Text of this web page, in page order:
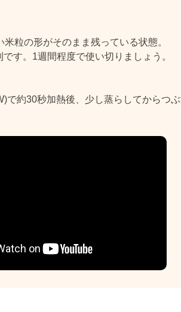
粒の形がそのまま残っている状態。
す。1週間程度で使い切りましょう。
で約30秒加熱後、少し蒸らしてからつ